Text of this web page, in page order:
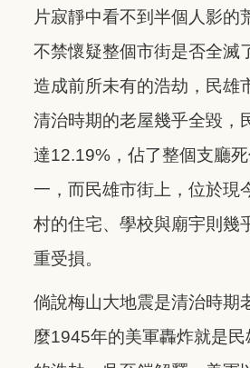
片寂靜中看不到半個人影的
不禁懷疑整個市街是否全滅
造成前所未有的浩劫，民雄
清治時期的老屋幾乎全毀，
達12.19%，佔了整個支廳
一，而民雄市街上，位於現
村的住宅、學校與廟宇則幾
重受損。
倘說梅山大地震是清治時期
麼1945年的美軍轟炸就是